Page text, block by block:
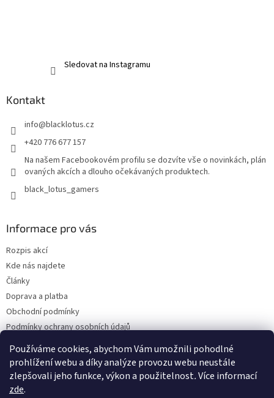
Používáme cookies, abychom Vám umožnili pohodlné
prohlížení webu a díky analýze provozu webu neustále
zlepšovali jeho funkce, výkon a použitelnost.Více informací
zde.
Sledovat na Instagramu
Kontakt
info@blacklotus.cz
+420 776 677 157
Na našem Facebookovém profilu se dozvíte vše o novinkách, plán
ovaných akcích a dlouho očekávaných produktech.
black_lotus_gamers
Informace pro vás
Rozpis akcí
Kde nás najdete
Články
Doprava a platba
Obchodní podmínky
Podmínky ochrany osobních údajů
Bonusový program - kredity
Odběr Newsletterů